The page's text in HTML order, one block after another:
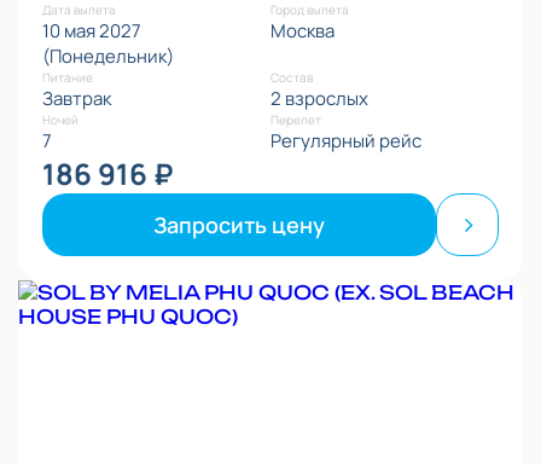
Дата вылета
10 мая 2027
(Понедельник)
Город вылета
Москва
Питание
Завтрак
Состав
2 взрослых
Ночей
7
Перелет
Регулярный рейс
186 916 ₽
Запросить цену